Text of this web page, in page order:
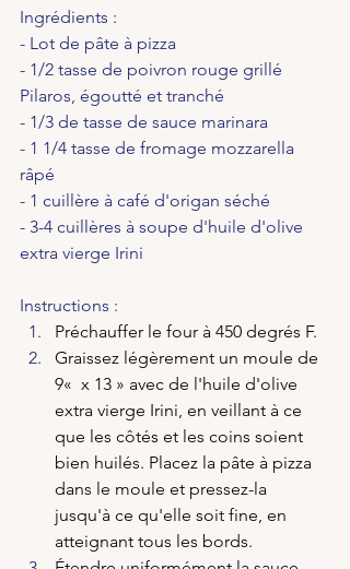
Ingrédients :
- Lot de pâte à pizza
- 1/2 tasse de poivron rouge grillé
Pilaros, égoutté et tranché
- 1/3 de tasse de sauce marinara
- 1 1/4 tasse de fromage mozzarella
râpé
- 1 cuillère à café d'origan séché
- 3-4 cuillères à soupe d'huile d'olive
extra vierge Irini
Instructions :
Préchauffer le four à 450 degrés F.
Graissez légèrement un moule de
9«  x 13 » avec de l'huile d'olive
extra vierge Irini, en veillant à ce
que les côtés et les coins soient
bien huilés. Placez la pâte à pizza
dans le moule et pressez-la
jusqu'à ce qu'elle soit fine, en
atteignant tous les bords.